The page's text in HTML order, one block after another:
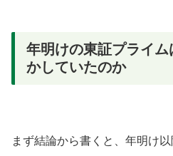
年明けの東証プライ
かしていたのか
まず結論から書くと、年明け